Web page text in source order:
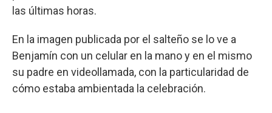
las últimas horas.
En la imagen publicada por el salteño se lo ve a
Benjamín con un celular en la mano y en el mismo
su padre en videollamada, con la particularidad de
cómo estaba ambientada la celebración.